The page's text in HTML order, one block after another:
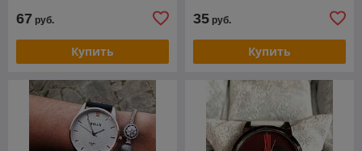
67 руб.
Купить
35 руб.
Купить